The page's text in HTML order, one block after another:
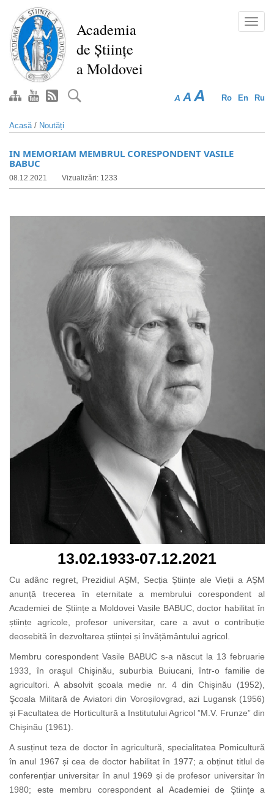
conţinutul
principal
Academia
de Științe
a Moldovei
Ro En Ru
A A A
Acasă/ Noutăți
IN MEMORIAM MEMBRUL CORESPONDENT VASILE
BABUC
08.12.2021 Vizualizări: 1233
13.02.1933-07.12.2021
Cu adânc regret, Prezidiul AȘM, Secția Științe ale Vieții a AȘM
anunță trecerea în eternitate a membrului corespondent al
Academiei de Științe a Moldovei Vasile BABUC, doctor habilitat în
științe agricole, profesor universitar, care a avut o contribuție
deosebită în dezvoltarea științei și învățământului agricol.
Membru corespondent Vasile BABUC s-a născut la 13 februarie
1933, în oraşul Chişinău, suburbia Buiucani, într-o familie de
agricultori. A absolvit școala medie nr. 4 din Chişinău (1952),
Şcoala Militară de Aviatori din Voroșilovgrad, azi Lugansk (1956)
și Facultatea de Horticultură a Institutului Agricol ”M.V. Frunze” din
Chişinău (1961).
A susținut teza de doctor în agricultură, specialitatea Pomicultură
în anul 1967 și cea de doctor habilitat în 1977; a obținut titlul de
conferențiar universitar în anul 1969 și de profesor universitar în
1980; este membru corespondent al Academiei de Ştiinţe a